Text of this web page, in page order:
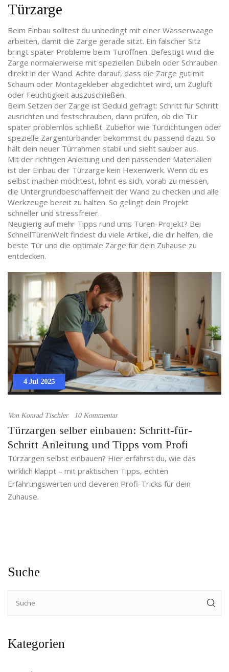
Türzarge
Beim Einbau solltest du unbedingt mit einer Wasserwaage
arbeiten, damit die Zarge gerade sitzt. Ein falscher Sitz
bringt später Probleme beim Türöffnen. Befestigt wird die
Zarge normalerweise mit speziellen Dübeln oder Schrauben
direkt in der Wand. Achte darauf, dass die Zarge gut mit
Schaum oder Montagekleber abgedichtet wird, um Zugluft
oder Feuchtigkeit auszuschließen.
Beim Setzen der Zarge ist Geduld gefragt: Schritt für Schritt
ausrichten und festschrauben, dann prüfen, ob die Tür
später problemlos schließt. Zubehör wie Türdichtungen oder
spezielle Zargentürbänder bekommst du passend dazu. So
hält dein neuer Türrahmen stabil und sieht sauber aus.
Mit der richtigen Anleitung und den passenden Materialien
ist der Einbau der Türzarge kein Hexenwerk. Wenn du es
selbst machen möchtest, lohnt es sich, vorab zu messen,
die Untergrundbeschaffenheit der Wand zu checken und alle
Werkzeuge bereit zu halten. So gelingt dein Projekt
schneller und stressfreier.
Neugierig auf mehr Tipps rund ums Türen-Projekt? Bei
SchnellTürenWelt findest du viele Artikel, die dir helfen, die
beste Tür und die optimale Zarge für dein Zuhause zu
entdecken.
4 Jul 2025
Von Konrad Tischler 10 Kommentar
Türzargen selber einbauen: Schritt-für-
Schritt Anleitung und Tipps vom Profi
Türzargen selbst einbauen? Hier erfährst du, wie das
wirklich klappt – mit praktischen Tipps, echten
Erfahrungswerten und cleveren Profi-Tricks für dein
Zuhause.
Suche
Kategorien